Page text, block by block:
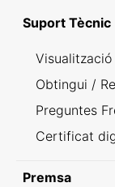
Suport Tècnic
Obtingui /
Preguntes
Certificat
Premsa